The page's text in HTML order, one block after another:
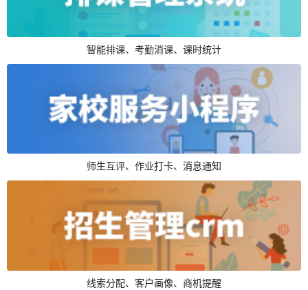
智能排课、考勤消课、课时统计
师生互评、作业打卡、消息通知
线索分配、客户画像、商机提醒